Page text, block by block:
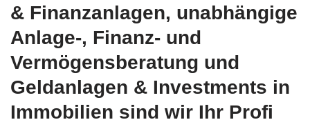
& Finanzanlagen, unabhängige
Anlage-, Finanz- und
Vermögensberatung und
Geldanlagen & Investments in
Immobilien sind wir Ihr Profi